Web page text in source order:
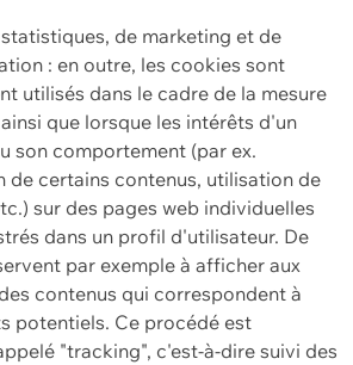
de marketing et de
: en outre, les cookies sont
utilisés dans le cadre de la mesure
que lorsque les intérêts d'un
son comportement (par ex.
de certains contenus, utilisation de
sur des pages web individuelles
dans un profil d'utilisateur. De
par exemple à afficher aux
contenus qui correspondent à
potentiels. Ce procédé est
"tracking", c'est-à-dire suivi des